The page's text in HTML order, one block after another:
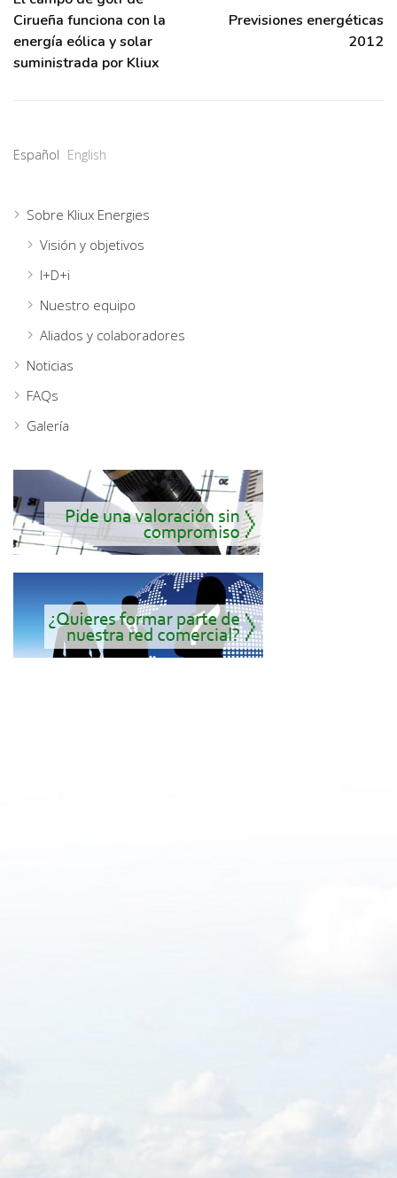
Cirueña funciona con la
energía eólica y solar
suministrada por Kliux
Previsiones energéticas
2012
Español English
Sobre Kliux Energies
Visión y objetivos
I+D+i
Nuestro equipo
Aliados y colaboradores
Noticias
FAQs
Galería